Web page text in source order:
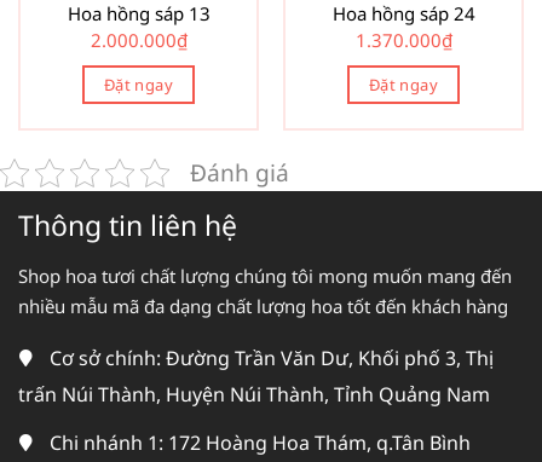
Hoa hồng sáp 13
2.000.000₫
Đặt ngay
Hoa hồng sáp 24
1.370.000₫
Đặt ngay
Đánh giá
Thông tin liên hệ
Shop hoa tươi chất lượng chúng tôi mong muốn mang đến
nhiều mẫu mã đa dạng chất lượng hoa tốt đến khách hàng
Cơ sở chính: Đường Trần Văn Dư, Khối phố 3, Thị
trấn Núi Thành, Huyện Núi Thành, Tỉnh Quảng Nam
Chi nhánh 1: 172 Hoàng Hoa Thám, q.Tân Bình